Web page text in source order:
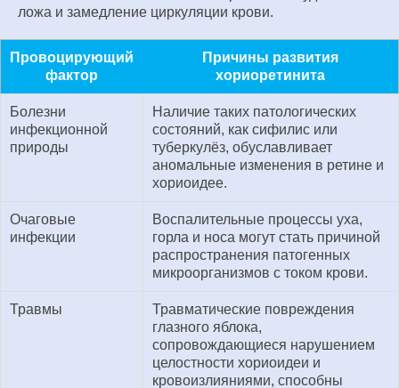
ложа и замедление циркуляции крови.
Провоцирующий
фактор
Причины развития
хориоретинита
Болезни
инфекционной
природы
Наличие таких патологических
состояний, как сифилис или
туберкулёз, обуславливает
аномальные изменения в ретине и
хориоидее.
Очаговые
инфекции
Воспалительные процессы уха,
горла и носа могут стать причиной
распространения патогенных
микроорганизмов с током крови.
Травмы
Травматические повреждения
глазного яблока,
сопровождающиеся нарушением
целостности хориоидеи и
кровоизлияниями, способны